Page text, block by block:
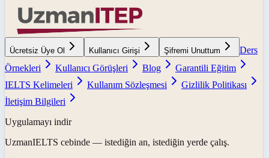
Ücretsiz Üye Ol Kullanıcı Girişi Şifremi Unuttum
Ders
Örnekleri
Kullanıcı Görüşleri Blog
Garantili Eğitim
IELTS Kelimeleri
Kullanım Sözleşmesi
Gizlilik Politikası
İletişim Bilgileri
Uygulamayı indir
UzmanIELTS cebinde — istediğin an, istediğin yerde çalış.